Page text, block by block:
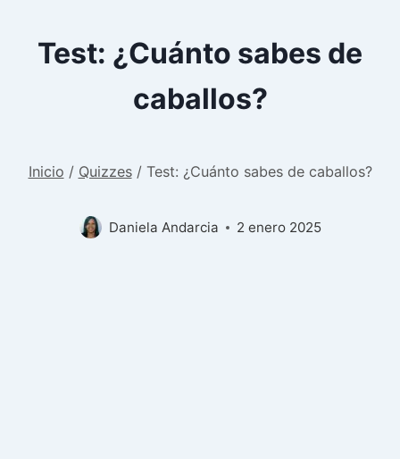
Test: ¿Cuánto sabes de
caballos?
Inicio / Quizzes / Test: ¿Cuánto sabes de caballos?
Daniela Andarcia 2 enero 2025